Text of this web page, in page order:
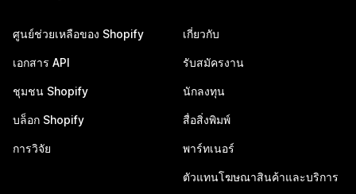
ศูนย์ช่วยเหลือของ Shopify
เอกสาร API
ชุมชน Shopify
บล็อก Shopify
การวิจัย
เกี่ยวกับ
รับสมัครงาน
นักลงทุน
สื่อสิ่งพิมพ์
พาร์ทเนอร์
ตัวแทนโฆษณาสินค้าและบริการ